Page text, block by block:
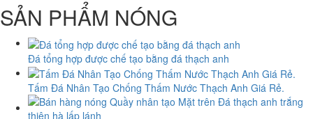
SẢN PHẨM NÓNG
Đá tổng hợp được chế tạo bằng đá thạch anh
Tấm Đá Nhân Tạo Chống Thấm Nước Thạch Anh Giá Rẻ.